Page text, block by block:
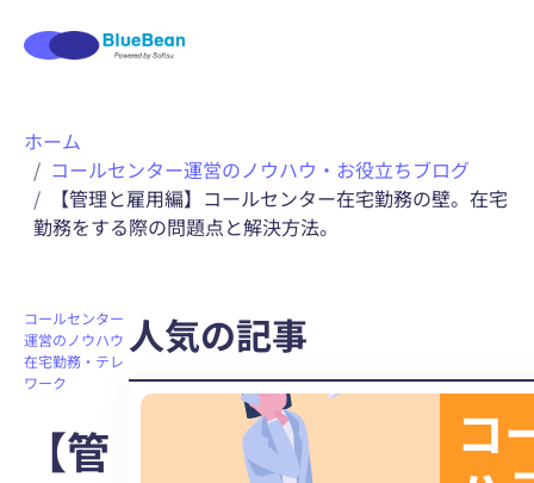
ホーム
コールセンター運営のノウハウ・お役立ちブログ
【管理と雇用編】コールセンター在宅勤務の壁。在宅
勤務をする際の問題点と解決方法。
コールセンター
運営のノウハウ
在宅勤務・テレ
ワーク
【管
人気の記事